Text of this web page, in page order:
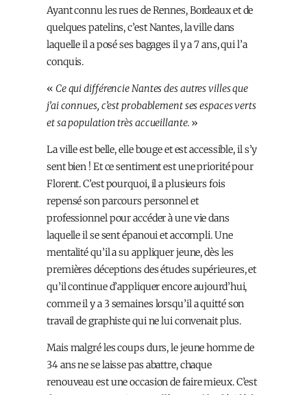
Ayant connu les rues de Rennes, Bordeaux et de
quelques patelins, c’est Nantes, la ville dans
laquelle il a posé ses bagages il y a 7 ans, qui l’a
conquis.
« Ce qui différencie Nantes des autres villes que
j’ai connues, c’est probablement ses espaces verts
et sa population très accueillante. »
La ville est belle, elle bouge et est accessible, il s’y
sent bien ! Et ce sentiment est une priorité pour
Florent. C’est pourquoi, il a plusieurs fois
repensé son parcours personnel et
professionnel pour accéder à une vie dans
laquelle il se sent épanoui et accompli. Une
mentalité qu’il a su appliquer jeune, dès les
premières déceptions des études supérieures, et
qu’il continue d’appliquer encore aujourd’hui,
comme il y a 3 semaines lorsqu’il a quitté son
travail de graphiste qui ne lui convenait plus.
Mais malgré les coups durs, le jeune homme de
34 ans ne se laisse pas abattre, chaque
renouveau est une occasion de faire mieux. C’est